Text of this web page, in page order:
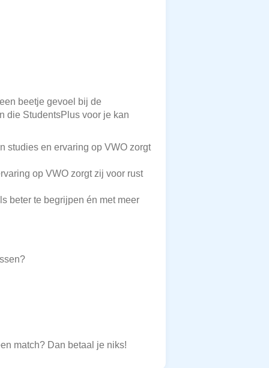
beetje gevoel bij de
die StudentsPlus voor je kan
studies en ervaring op VWO zorgt
op VWO zorgt zij voor rust
beter te begrijpen én met meer
match? Dan betaal je niks!